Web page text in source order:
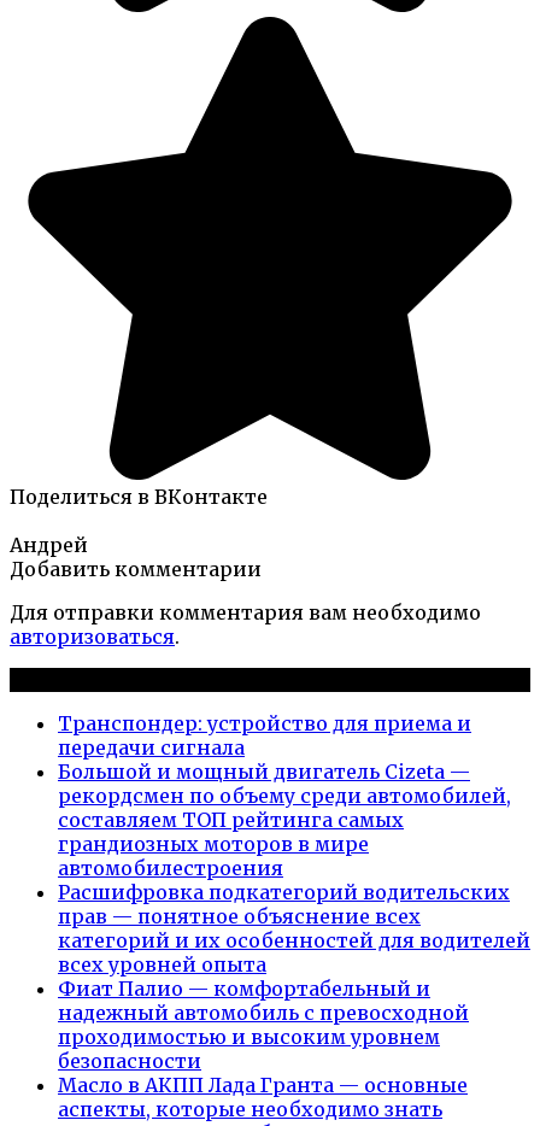
Поделиться в ВКонтакте
Андрей
Добавить комментарии
Для отправки комментария вам необходимо
авторизоваться.
Транспондер: устройство для приема и
передачи сигнала
Большой и мощный двигатель Cizeta —
рекордсмен по объему среди автомобилей,
составляем ТОП рейтинга самых
грандиозных моторов в мире
автомобилестроения
Расшифровка подкатегорий водительских
прав — понятное объяснение всех
категорий и их особенностей для водителей
всех уровней опыта
Фиат Палио — комфортабельный и
надежный автомобиль с превосходной
проходимостью и высоким уровнем
безопасности
Масло в АКПП Лада Гранта — основные
аспекты, которые необходимо знать